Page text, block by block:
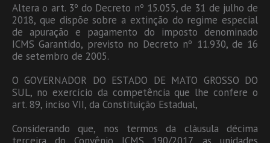
Altera o art. 3º do Decreto nº 15.055, de 31 de julho de
2018, que dispõe sobre a extinção do regime especial
de apuração e pagamento do imposto denominado
ICMS Garantido, previsto no Decreto nº 11.930, de 16
de setembro de 2005.
O GOVERNADOR DO ESTADO DE MATO GROSSO DO
SUL, no exercício da competência que lhe confere o
art. 89, inciso VII, da Constituição Estadual,
Considerando que, nos termos da cláusula décima